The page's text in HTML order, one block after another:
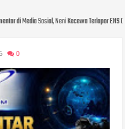
di Media Sosial, Neni Kecewa Terlapor ENS
0